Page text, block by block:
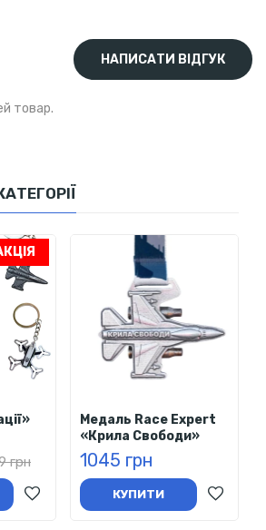
НАПИСАТИ ВІДГУК
товар.
грн
Медаль Race Expert
«Крила Свободи»
1045 грн
КУПИТИ